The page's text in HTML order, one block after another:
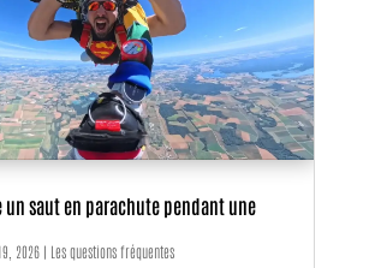
un saut en parachute pendant une
2026| Les questions fréquentes